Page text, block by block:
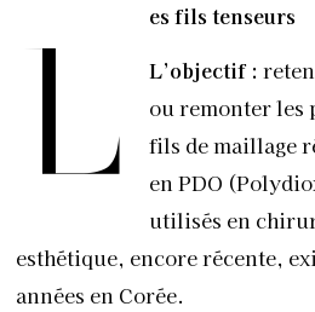
L
es fils tenseurs
L’objectif :
ou remonter les
fils de maillage
en PDO
utilisés en
esthétique, encore récente,
années en Corée.